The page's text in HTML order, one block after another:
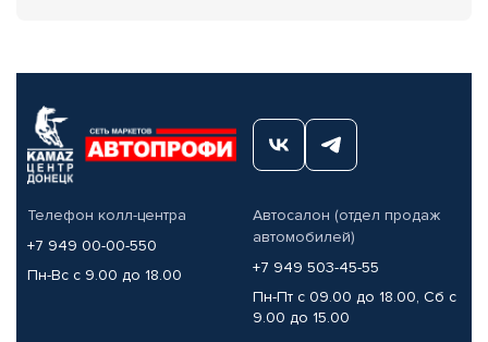
Телефон колл-центра
+7 949 00-00-550
Пн-Вс с 9.00 до 18.00
Автосалон (отдел продаж
автомобилей)
+7 949 503-45-55
Пн-Пт с 09.00 до 18.00, Сб с
9.00 до 15.00